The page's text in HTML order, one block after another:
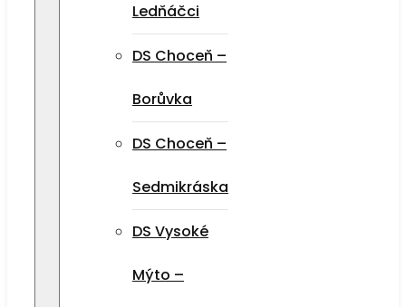
Ledňáčci
DS Choceň –
Borůvka
DS Choceň –
Sedmikráska
DS Vysoké
Mýto –